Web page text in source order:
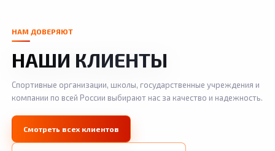
НАМ ДОВЕРЯЮТ
НАШИ КЛИЕНТЫ
Спортивные организации, школы, государственные учреждения и
компании по всей России выбирают нас за качество и надежность.
Смотреть всех клиентов